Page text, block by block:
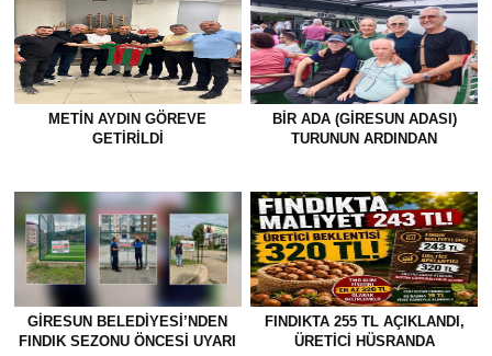
METİN AYDIN GÖREVE
GETİRİLDİ
BİR ADA (GİRESUN ADASI)
TURUNUN ARDINDAN
GİRESUN BELEDİYESİ’NDEN
FINDIK SEZONU ÖNCESİ UYARI
FINDIKTA 255 TL AÇIKLANDI,
ÜRETİCİ HÜSRANDA